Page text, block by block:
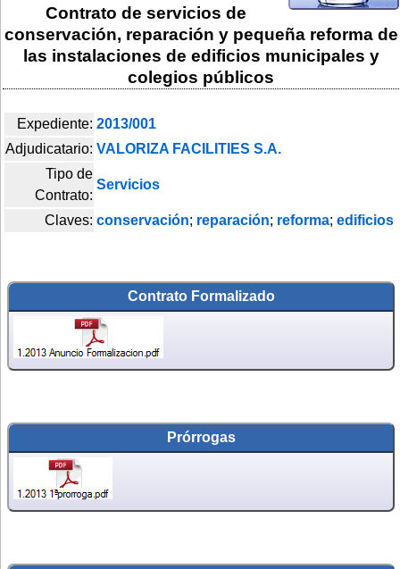
Contrato de servicios de
conservación, reparación y pequeña reforma de
las instalaciones de edificios municipales y
colegios públicos
Expediente: 2013/001
Adjudicatario: VALORIZA FACILITIES S.A.
Tipo de
Contrato:
Servicios
Claves: conservación; reparación; reforma; edificios
Contrato Formalizado
Prórrogas